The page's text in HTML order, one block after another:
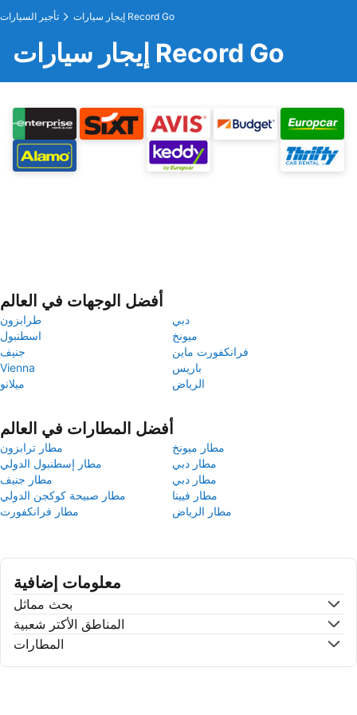
تأجير السيارات إيجار سيارات Record Go
إيجار سيارات Record Go
أفضل الوجهات في العالم
طرابزون
دبي
اسطنبول
ميونخ
جنيف
فرانكفورت ماين
Vienna
باريس
ميلانو
الرياض
أفضل المطارات في العالم
مطار ترابزون
مطار ميونخ
مطار إسطنبول الدولي
مطار دبي
مطار جنيف
مطار دبي
مطار صبيحة كوكجن الدولي
مطار فيينا
مطار فرانكفورت
مطار الرياض
معلومات إضافية
بحث مماثل
المناطق الأكتر شعبية
المطارات